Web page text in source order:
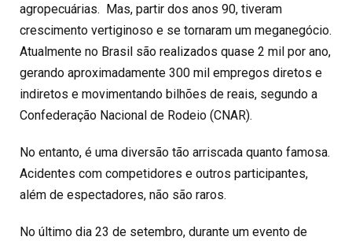
agropecuárias. Mas, partir dos anos 90, tiveram
crescimento vertiginoso e se tornaram um meganegócio.
Atualmente no Brasil são realizados quase 2 mil por ano,
gerando aproximadamente 300 mil empregos diretos e
indiretos e movimentando bilhões de reais, segundo a
Confederação Nacional de Rodeio (CNAR).
No entanto, é uma diversão tão arriscada quanto famosa.
Acidentes com competidores e outros participantes,
além de espectadores, não são raros.
No último dia 23 de setembro, durante um evento de